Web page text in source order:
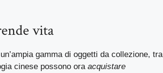
vita
gamma di oggetti da collezione, tra
cinese possono ora acquistare